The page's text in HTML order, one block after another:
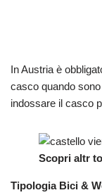
In Austria è
casco quando
indossare il casco
Scopri altr
Tipologia Bici &